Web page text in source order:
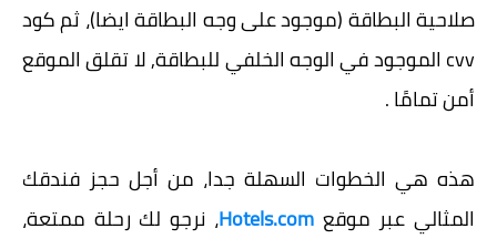
صلاحية البطاقة (موجود على وجه البطاقة ايضا)، ثم كود
cvv الموجود في الوجه الخلفي للبطاقة, لا تقلق الموقع
أمن تمامًا .
هذه هي الخطوات السهلة جدا، من أجل حجز فندقك
المثالي عبر موقع Hotels.com، نرجو لك رحلة ممتعة،